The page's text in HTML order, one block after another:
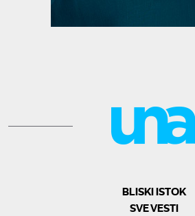
BLISKI ISTOK
SVE VESTI